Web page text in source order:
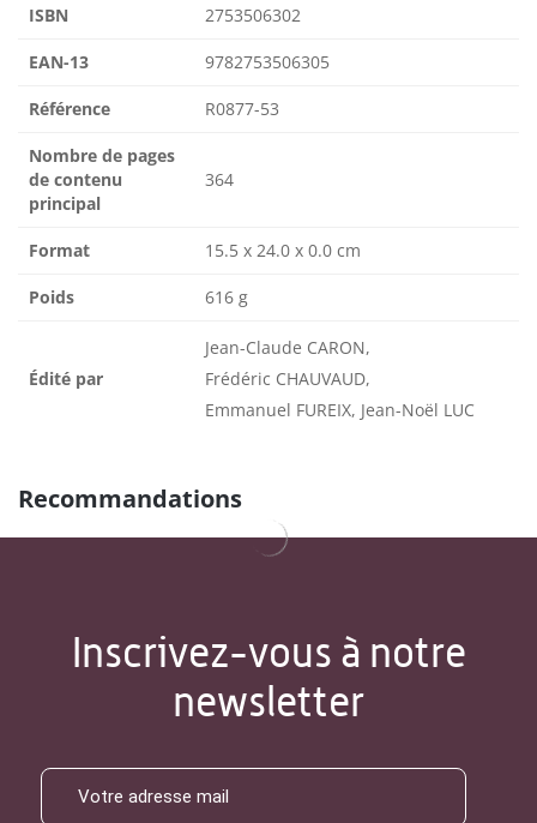
ISBN 2753506302
EAN-13 9782753506305
Référence R0877-53
Nombre de pages
de contenu
principal
364
Format 15.5 x 24.0 x 0.0 cm
Poids 616 g
Édité par
Jean-Claude CARON,
Frédéric CHAUVAUD,
Emmanuel FUREIX, Jean-Noël LUC
Recommandations
Inscrivez-vous à notre
newsletter